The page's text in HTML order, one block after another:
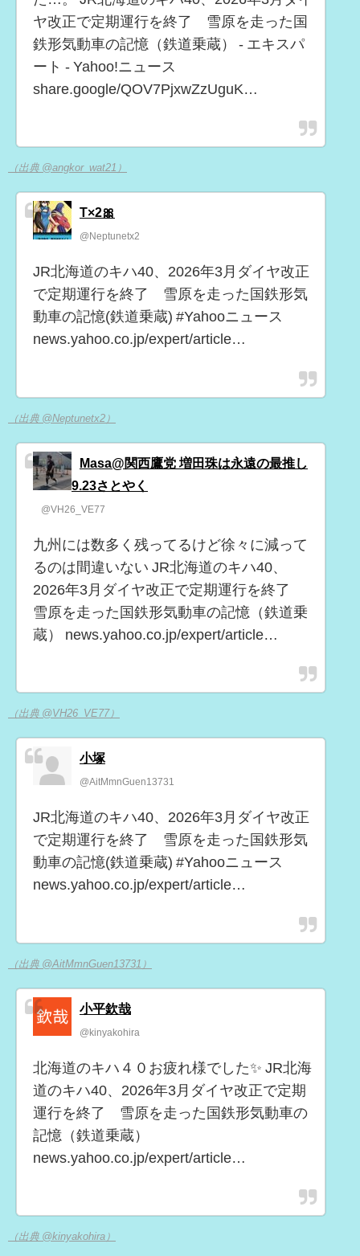
ヤ改正で定期運行を終了 雪原を走った国
鉄形気動車の記憶（鉄道乗蔵） - エキスパ
ート - Yahoo!ニュース
share.google/QOV7PjxwZzUguK…
（出典 @angkor_wat21）
T×2🎀
@Neptunetx2
JR北海道のキハ40、2026年3月ダイヤ改正
で定期運行を終了 雪原を走った国鉄形気
動車の記憶(鉄道乗蔵) #Yahooニュース
news.yahoo.co.jp/expert/article…
（出典 @Neptunetx2）
Masa@関西鷹党 増田珠は永遠の最推し
9.23さとやく
@VH26_VE77
九州には数多く残ってるけど徐々に減って
るのは間違いない JR北海道のキハ40、
2026年3月ダイヤ改正で定期運行を終了
雪原を走った国鉄形気動車の記憶（鉄道乗
蔵） news.yahoo.co.jp/expert/article…
（出典 @VH26_VE77）
小塚
@AitMmnGuen13731
JR北海道のキハ40、2026年3月ダイヤ改正
で定期運行を終了 雪原を走った国鉄形気
動車の記憶(鉄道乗蔵) #Yahooニュース
news.yahoo.co.jp/expert/article…
（出典 @AitMmnGuen13731）
小平欽哉
@kinyakohira
北海道のキハ４０お疲れ様でした✨ JR北海
道のキハ40、2026年3月ダイヤ改正で定期
運行を終了 雪原を走った国鉄形気動車の
記憶（鉄道乗蔵）
news.yahoo.co.jp/expert/article…
（出典 @kinyakohira）